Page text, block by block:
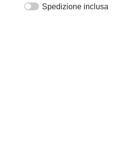
Spedizione inclusa